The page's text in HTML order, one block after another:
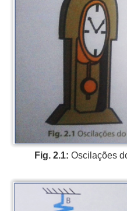
Fig. 2.1: Oscilações